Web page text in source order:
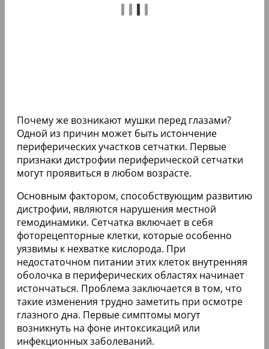
Почему же возникают мушки перед глазами?
Одной из причин может быть истончение
периферических участков сетчатки. Первые
признаки дистрофии периферической сетчатки
могут проявиться в любом возрасте.
Основным фактором, способствующим развитию
дистрофии, являются нарушения местной
гемодинамики. Сетчатка включает в себя
фоторецепторные клетки, которые особенно
уязвимы к нехватке кислорода. При
недостаточном питании этих клеток внутренняя
оболочка в периферических областях начинает
истончаться. Проблема заключается в том, что
такие изменения трудно заметить при осмотре
глазного дна. Первые симптомы могут
возникнуть на фоне интоксикаций или
инфекционных заболеваний.